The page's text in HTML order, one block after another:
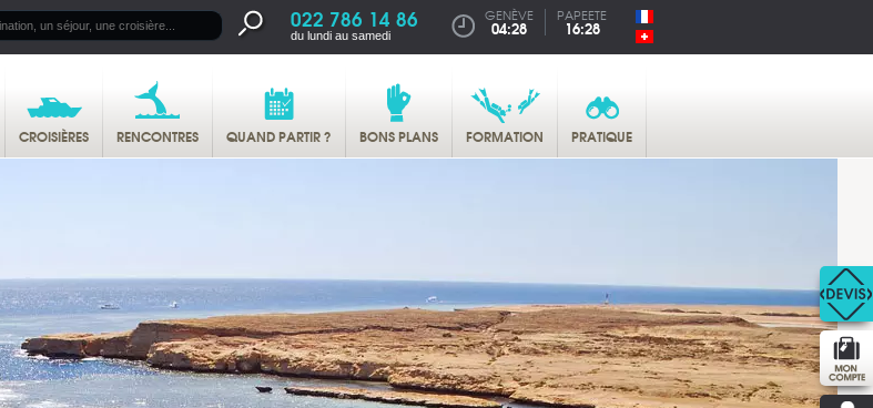
022 786 14 86
du lundi au samedi
GENÈVE
04:28
PAPEETE
16:28
CROISIÈRES RENCONTRES QUAND PARTIR ? BONS PLANS FORMATION PRATIQUE